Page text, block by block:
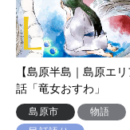
【島原半島｜島原エ
話「竜女おすわ」
島原市
物語